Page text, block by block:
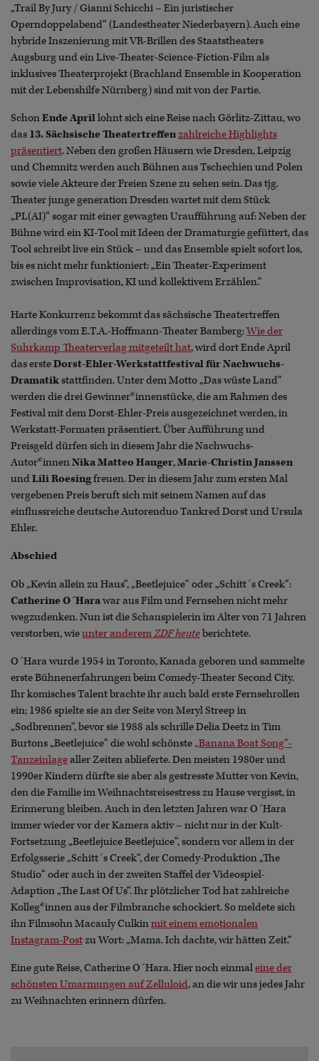
„Trail By Jury / Gianni Schicchi – Ein juristischer
Operndoppelabend“ (Landestheater Niederbayern). Auch eine
hybride Inszenierung mit VR-Brillen des Staatstheaters
Augsburg und ein Live-Theater-Science-Fiction-Film als
inklusives Theaterprojekt (Brachland Ensemble in Kooperation
mit der Lebenshilfe Nürnberg) sind mit von der Partie.
SchonEnde Aprillohnt sich eine Reise nach Görlitz-Zittau, wo
das 13. Sächsische Theatertreffenzahlreiche Highlights
präsentiert. Neben den großen Häusern wie Dresden, Leipzig
und Chemnitz werden auch Bühnen aus Tschechien und Polen
sowie viele Akteure der Freien Szene zu sehen sein. Das tjg.
Theater junge generation Dresden wartet mit dem Stück
„PL(AI)“ sogar mit einer gewagten Uraufführung auf: Neben der
Bühne wird ein KI-Tool mit Ideen der Dramaturgie gefüttert, das
Tool schreibt live ein Stück – und das Ensemble spielt sofort los,
bis es nicht mehr funktioniert: „Ein Theater-Experiment
zwischen Improvisation, KI und kollektivem Erzählen.“
Harte Konkurrenz bekommt das sächsische Theatertreffen
allerdings vom E.T.A.-Hoffmann-Theater Bamberg:Wie der
Suhrkamp Theaterverlag mitgeteilt hat, wird dort Ende April
das ersteDorst-Ehler-Werkstattfestival für Nachwuchs-
Dramatikstattfinden. Unter dem Motto „Das wüste Land“
werden die drei Gewinner*innenstücke, die am Rahmen des
Festival mit dem Dorst-Ehler-Preis ausgezeichnet werden, in
Werkstatt-Formaten präsentiert. Über Aufführung und
Preisgeld dürfen sich in diesem Jahr die Nachwuchs-
Autor*innenNika Matteo Hauger,Marie-Christin Janssen
undLili Roesingfreuen. Der in diesem Jahr zum ersten Mal
vergebenen Preis beruft sich mit seinem Namen auf das
einflussreiche deutsche Autorenduo Tankred Dorst und Ursula
Ehler.
Abschied
Ob „Kevin allein zu Haus“, „Beetlejuice“ oder „Schitt´s Creek“:
Catherine O´Harawar aus Film und Fernsehen nicht mehr
wegzudenken. Nun ist die Schauspielerin im Alter von 71 Jahren
verstorben, wieunter anderemZDF heuteberichtete.
O´Hara wurde 1954 in Toronto, Kanada geboren und sammelte
erste Bühnenerfahrungen beim Comedy-Theater Second City.
Ihr komisches Talent brachte ihr auch bald erste Fernsehrollen
ein; 1986 spielte sie an der Seite von Meryl Streep in
„Sodbrennen“, bevor sie 1988 als schrille Delia Deetz in Tim
Burtons „Beetlejuice“ die wohl schönste„Banana Boat Song“-
Tanzeinlagealler Zeiten ablieferte. Den meisten 1980er und
1990er Kindern dürfte sie aber als gestresste Mutter von Kevin,
den die Familie im Weihnachtsreisestress zu Hause vergisst, in
Erinnerung bleiben. Auch in den letzten Jahren war O´Hara
immer wieder vor der Kamera aktiv – nicht nur in der Kult-
Fortsetzung „Beetlejuice Beetlejuice“, sondern vor allem in der
Erfolgsserie „Schitt´s Creek“, der Comedy-Produktion „The
Studio“ oder auch in der zweiten Staffel der Videospiel-
Adaption „The Last Of Us“. Ihr plötzlicher Tod hat zahlreiche
Kolleg*innen aus der Filmbranche schockiert. So meldete sich
ihn Filmsohn Macauly Culkinmit einem emotionalen
Instagram-Postzu Wort: „Mama. Ich dachte, wir hätten Zeit.“
Eine gute Reise, Catherine O´Hara. Hier noch einmaleine der
schönsten Umarmungen auf Zelluloid, an die wir uns jedes Jahr
zu Weihnachten erinnern dürfen.